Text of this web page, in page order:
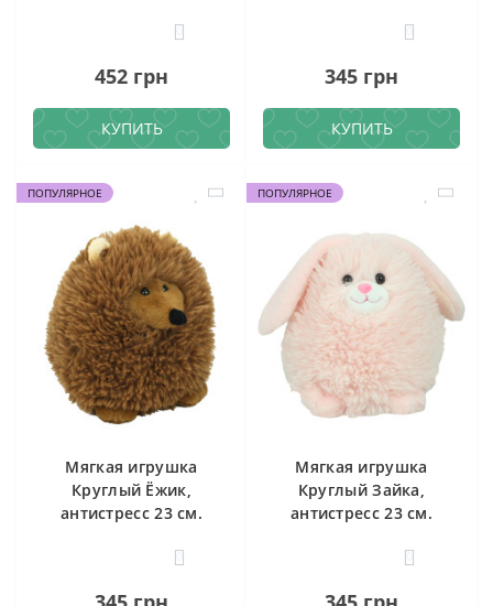
0
452 грн
КУПИТЬ
0
345 грн
КУПИТЬ
ПОПУЛЯРНОЕ
Мягкая игрушка
Круглый Ёжик,
антистресс 23 см.
0
ПОПУЛЯРНОЕ
Мягкая игрушка
Круглый Зайка,
антистресс 23 см.
0